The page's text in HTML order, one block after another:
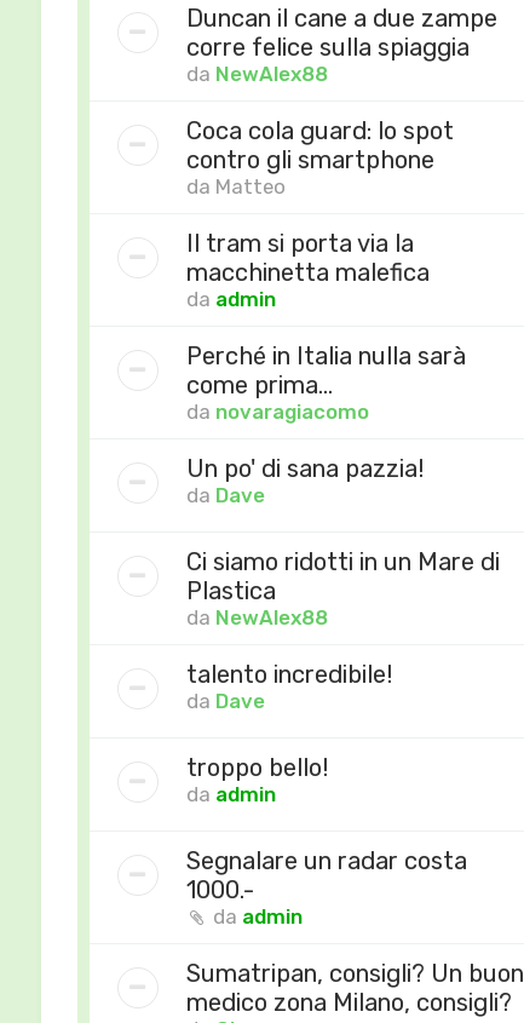
Duncan il cane a due zampe
corre felice sulla spiaggia
da NewAlex88
Coca cola guard: lo spot
contro gli smartphone
da Matteo
Il tram si porta via la
macchinetta malefica
da admin
Perché in Italia nulla sarà
come prima…
da novaragiacomo
Un po' di sana pazzia!
da Dave
Ci siamo ridotti in un Mare di
Plastica
da NewAlex88
talento incredibile!
da Dave
troppo bello!
da admin
Segnalare un radar costa
1000.-
da admin
Sumatripan, consigli? Un buon
medico zona Milano, consigli?